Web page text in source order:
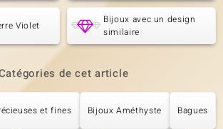
Violet
Bijoux avec un design
similaire
de cet article
et fines Bijoux Améthyste Bagues